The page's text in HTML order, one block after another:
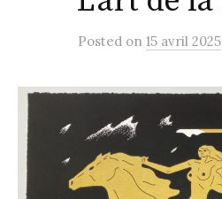
Posted on 15 avril 2025